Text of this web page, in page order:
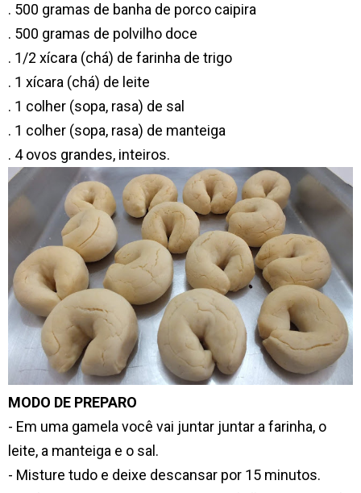
. 500 gramas de banha de porco caipira
. 500 gramas de polvilho doce
. 1/2 xícara (chá) de farinha de trigo
. 1 xícara (chá) de leite
. 1 colher (sopa, rasa) de sal
. 1 colher (sopa, rasa) de manteiga
. 4 ovos grandes, inteiros.
MODO DE PREPARO
- Em uma gamela você vai juntar juntar a farinha, o
leite, a manteiga e o sal.
- Misture tudo e deixe descansar por 15 minutos.